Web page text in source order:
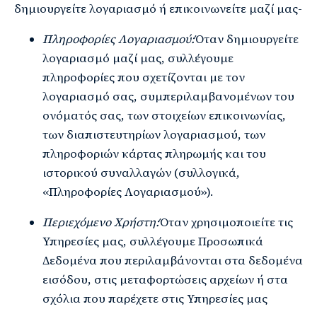
δημιουργείτε λογαριασμό ή επικοινωνείτε μαζί μας-
Πληροφορίες Λογαριασμού:Όταν δημιουργείτε
λογαριασμό μαζί μας, συλλέγουμε
πληροφορίες που σχετίζονται με τον
λογαριασμό σας, συμπεριλαμβανομένων του
ονόματός σας, των στοιχείων επικοινωνίας,
των διαπιστευτηρίων λογαριασμού, των
πληροφοριών κάρτας πληρωμής και του
ιστορικού συναλλαγών (συλλογικά,
«Πληροφορίες Λογαριασμού»).
Περιεχόμενο Χρήστη:Όταν χρησιμοποιείτε τις
Υπηρεσίες μας, συλλέγουμε Προσωπικά
Δεδομένα που περιλαμβάνονται στα δεδομένα
εισόδου, στις μεταφορτώσεις αρχείων ή στα
σχόλια που παρέχετε στις Υπηρεσίες μας